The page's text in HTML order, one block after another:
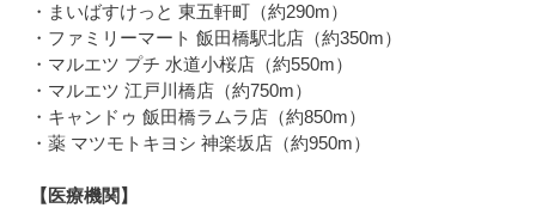
・まいばすけっと 東五軒町（約290m）
・ファミリーマート 飯田橋駅北店（約350m）
・マルエツ プチ 水道小桜店（約550m）
・マルエツ 江戸川橋店（約750m）
・キャンドゥ 飯田橋ラムラ店（約850m）
・薬 マツモトキヨシ 神楽坂店（約950m）
【医療機関】